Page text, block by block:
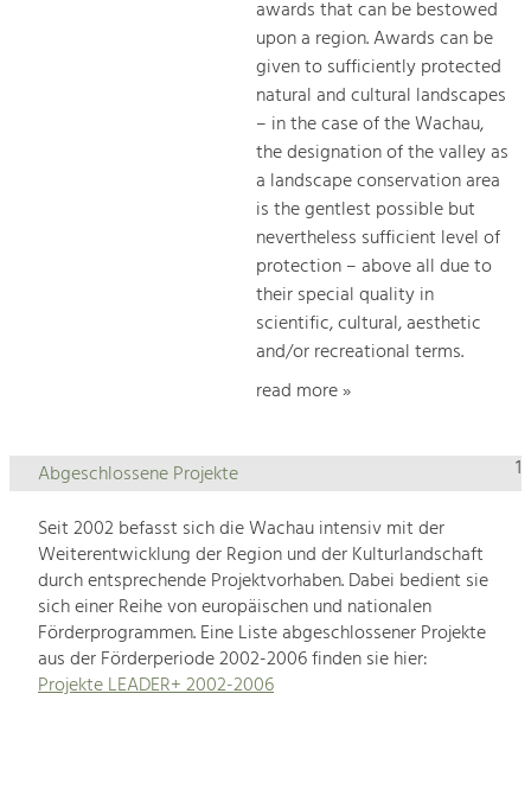
awards that can be bestowed
upon a region. Awards can be
given to sufficiently protected
natural and cultural landscapes
– in the case of the Wachau,
the designation of the valley as
a landscape conservation area
is the gentlest possible but
nevertheless sufficient level of
protection – above all due to
their special quality in
scientific, cultural, aesthetic
and/or recreational terms.
read more »
1
Abgeschlossene Projekte
Seit 2002 befasst sich die Wachau intensiv mit der
Weiterentwicklung der Region und der Kulturlandschaft
durch entsprechende Projektvorhaben. Dabei bedient sie
sich einer Reihe von europäischen und nationalen
Förderprogrammen. Eine Liste abgeschlossener Projekte
aus der Förderperiode 2002-2006 finden sie hier:
Projekte LEADER+ 2002-2006